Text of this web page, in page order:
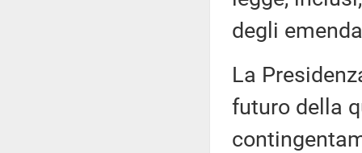
degli
La
futuro della